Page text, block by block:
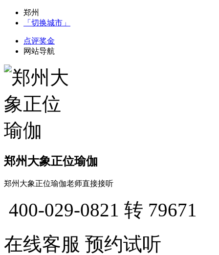
郑州
「切换城市」
点评奖金
网站导航
郑州大象正位瑜伽
郑州大象正位瑜伽老师直接接听
400-029-0821 转 79671
在线客服 预约试听